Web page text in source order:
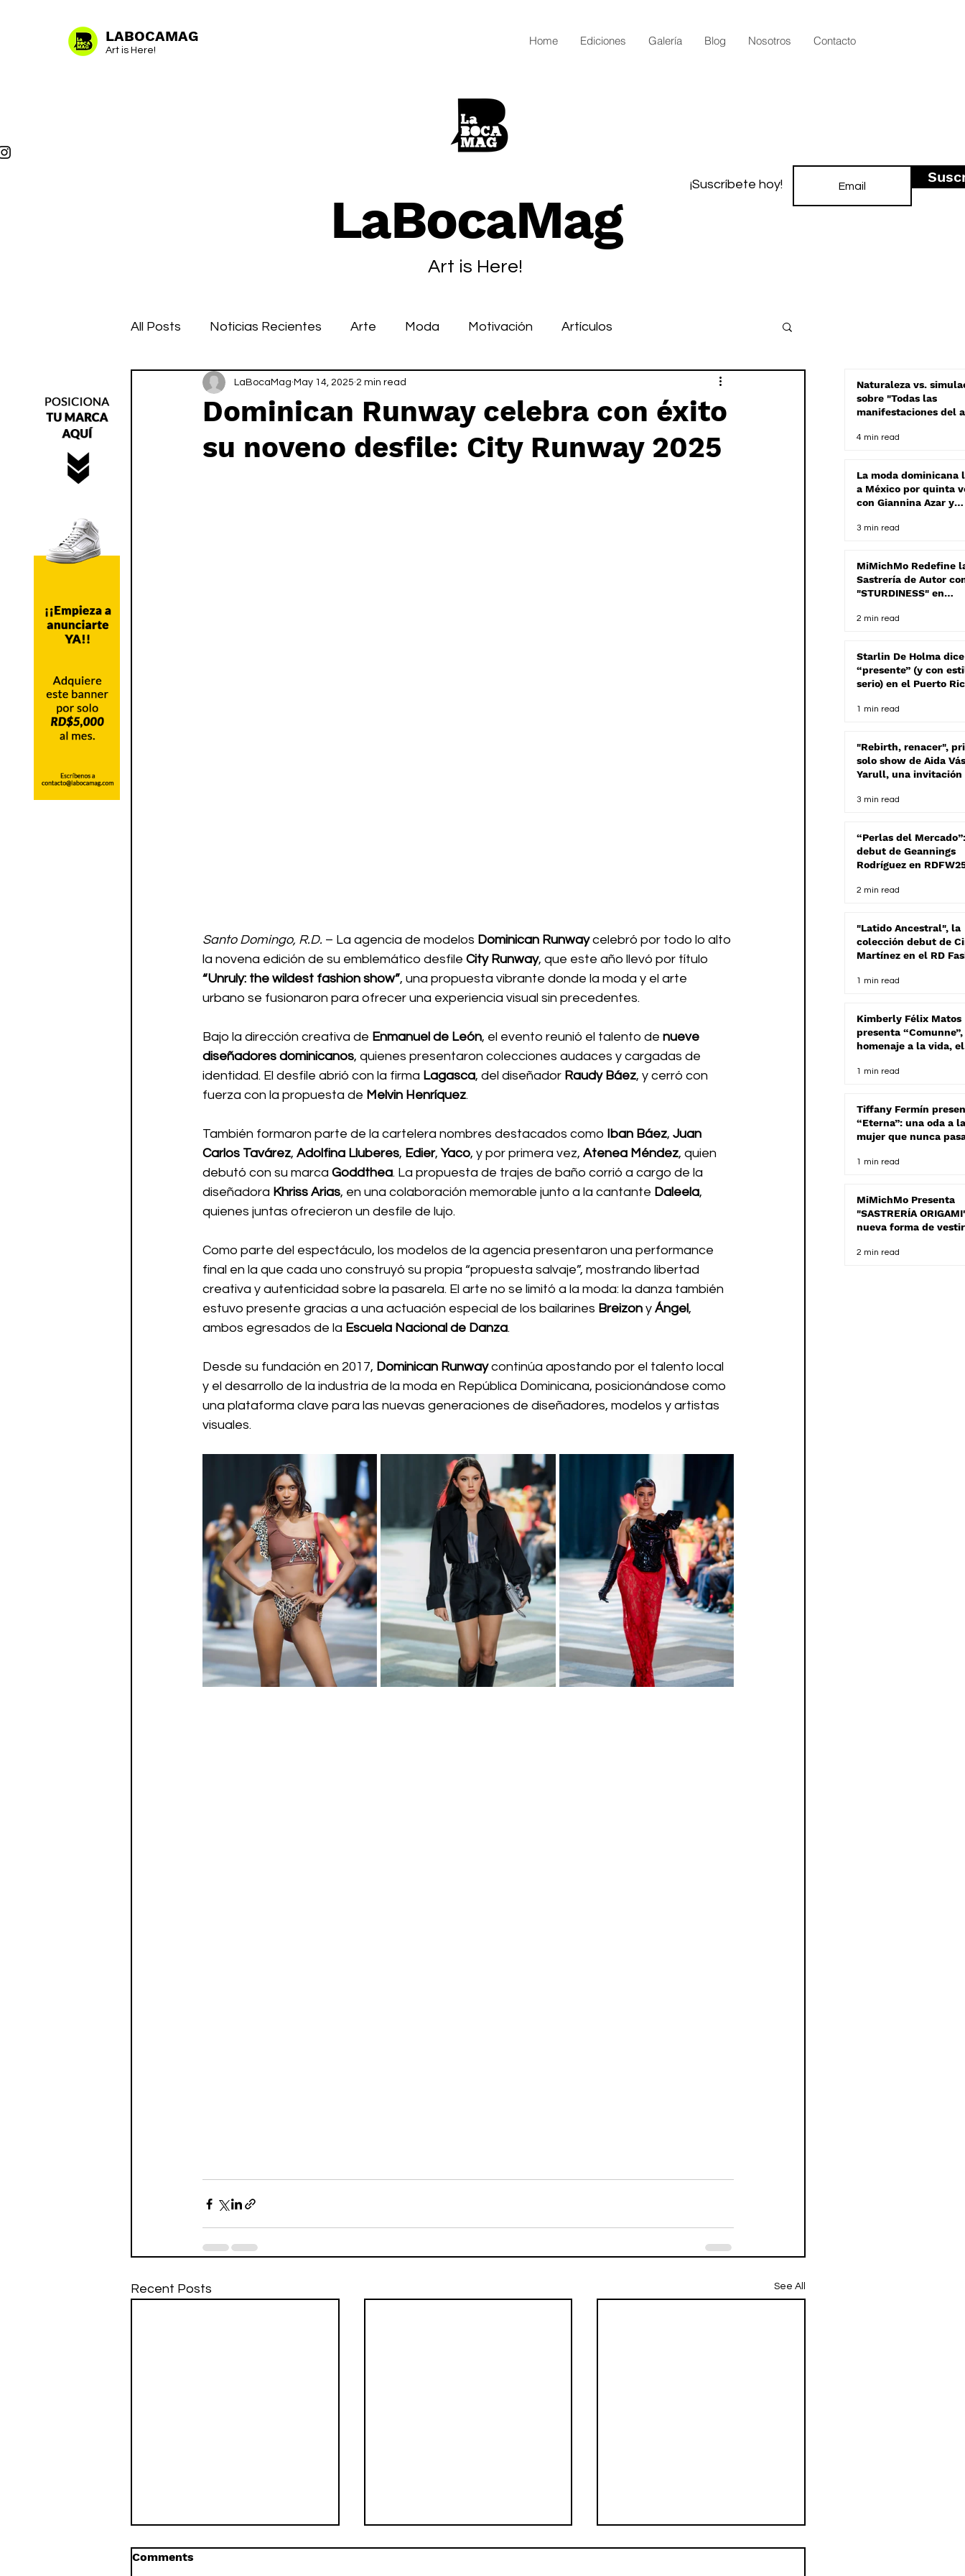
LABOCAMAG
Art is Here!
Home Ediciones Galería Blog Nosotros Contacto
¡Suscríbete hoy!
LaBocaMag
Art is Here!
All Posts Noticias Recientes Arte Moda Motivación Artículos
Dominican Runway celebra con éxito
su noveno desfile: City Runway 2025
LaBocaMag May 14, 2025 2 min read
Santo Domingo, R.D. – La agencia de modelos Dominican Runway celebró por todo lo alto
la novena edición de su emblemático desfile City Runway, que este año llevó por título
“Unruly: the wildest fashion show”, una propuesta vibrante donde la moda y el arte
urbano se fusionaron para ofrecer una experiencia visual sin precedentes.
Bajo la dirección creativa de Enmanuel de León, el evento reunió el talento de nueve
diseñadores dominicanos, quienes presentaron colecciones audaces y cargadas de
identidad. El desfile abrió con la firma Lagasca, del diseñador Raudy Báez, y cerró con
fuerza con la propuesta de Melvin Henríquez.
También formaron parte de la cartelera nombres destacados como Iban Báez, Juan
Carlos Tavárez, Adolfina Lluberes, Edier, Yaco, y por primera vez, Atenea Méndez, quien
debutó con su marca Goddthea. La propuesta de trajes de baño corrió a cargo de la
diseñadora Khriss Arias, en una colaboración memorable junto a la cantante Daleela,
quienes juntas ofrecieron un desfile de lujo.
Como parte del espectáculo, los modelos de la agencia presentaron una performance
final en la que cada uno construyó su propia “propuesta salvaje”, mostrando libertad
creativa y autenticidad sobre la pasarela. El arte no se limitó a la moda: la danza también
estuvo presente gracias a una actuación especial de los bailarines Breizon y Ángel,
ambos egresados de la Escuela Nacional de Danza.
Desde su fundación en 2017, Dominican Runway continúa apostando por el talento local
y el desarrollo de la industria de la moda en República Dominicana, posicionándose como
una plataforma clave para las nuevas generaciones de diseñadores, modelos y artistas
visuales.
Recent Posts See All
Comments
Naturaleza vs.
sobre "Todas las
manifestaciones del
4 min read
La moda dominicana
a México por quinta
con Giannina Azar y
Durango Fashion
3 min read
MiMichMo Redefine
Sastrería de Autor
"STURDINESS" en
Show
2 min read
Starlin De Holma dice
“presente” (y con
serio) en el Puerto
1 min read
"Rebirth, renacer",
solo show de Aida
Yarull, una invitación
abstracción
3 min read
“Perlas del
debut de Geannings
Rodríguez en
Marchanta"
2 min read
"Latido Ancestral", la
colección debut de
Martínez en el RD
1 min read
Kimberly Félix Matos
presenta
homenaje a la vida, el
1 min read
Tiffany Fermín
“Eterna”: una oda a la
mujer que nunca
1 min read
MiMichMo Presenta
"SASTRERÍA
nueva forma de vestir
2 min read